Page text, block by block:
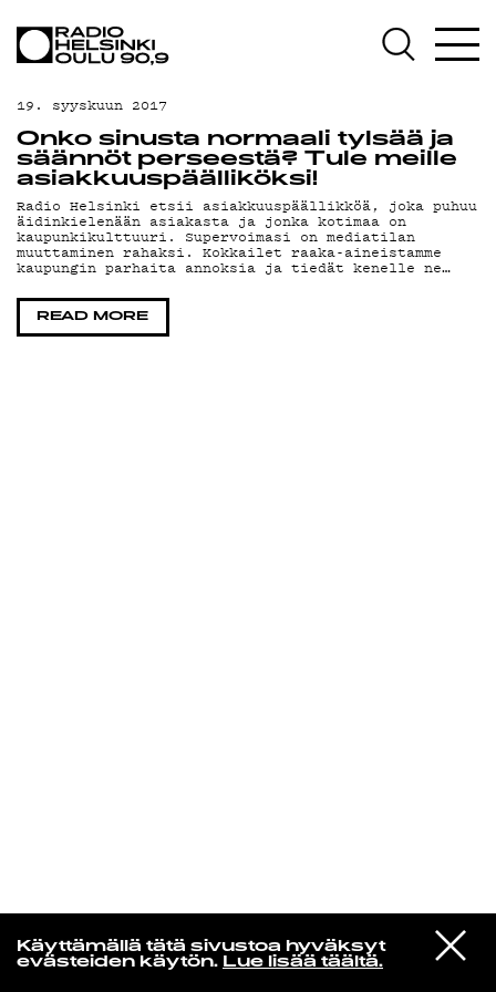
Käyttämällä tätä sivustoa hyväksyt
evästeiden käytön. Lue lisää täältä.
VIESTI
STUDIOON
Mariya Takeuchi
シェットランドに頬をうずめて
AJANKOHTAISTA
OHJELMAT
TEKIJÄT
ON-DEMAND
PODCAST
MAINOSTA
YHTEYSTIEDOT
19. syyskuun 2017
Onko sinusta normaali tylsää ja
säännöt perseestä? Tule meille
asiakkuuspäälliköksi!
Radio Helsinki etsii asiakkuuspäällikköä, joka puhuu
äidinkielenään asiakasta ja jonka kotimaa on
kaupunkikulttuuri. Supervoimasi on mediatilan
muuttaminen rahaksi. Kokkailet raaka-aineistamme
kaupungin parhaita annoksia ja tiedät kenelle ne…
READ MORE